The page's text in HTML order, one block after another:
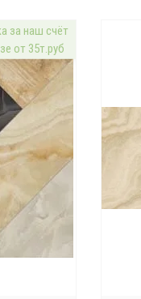
за наш счёт
от 35т.руб